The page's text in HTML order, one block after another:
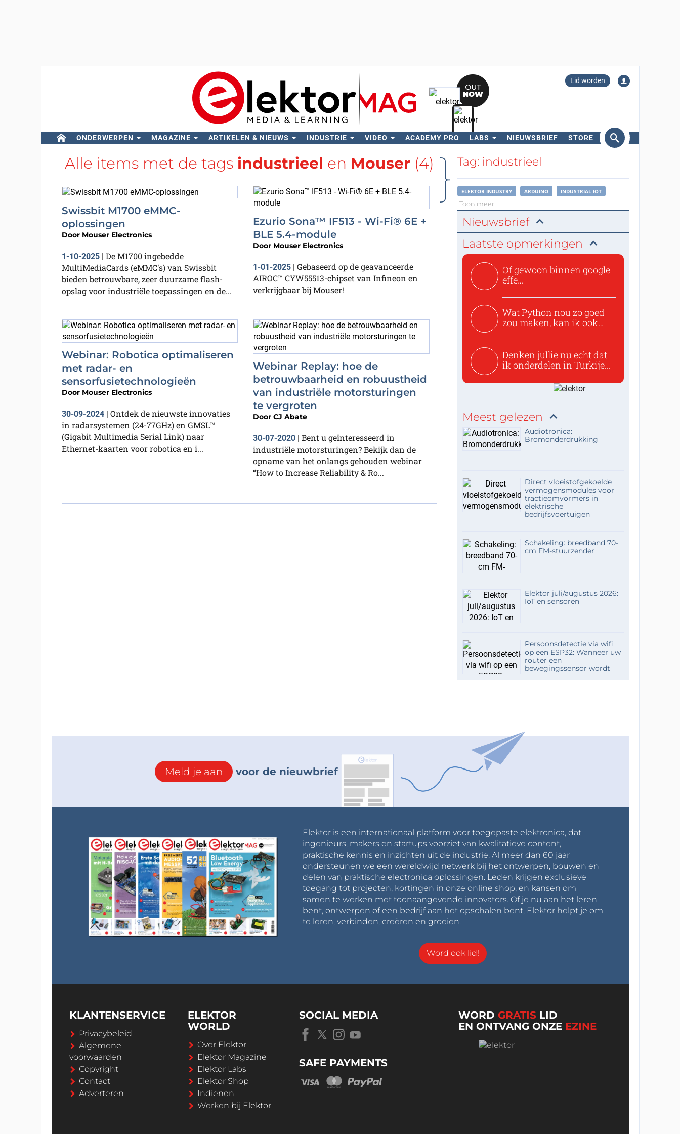
Lid worden
ONDERWERPEN MAGAZINE ARTIKELEN & NIEUWS INDUSTRIE VIDEO ACADEMY PRO LABS NIEUWSBRIEF STORE
Zoeken
Alle items met de tags industrieel en Mouser(4)
Swissbit M1700 eMMC-
oplossingen
Door Mouser Electronics
1-10-2025| De M1700 ingebedde
MultiMediaCards (eMMC's) van Swissbit
bieden betrouwbare, zeer duurzame flash-
opslag voor industriële toepassingen en de...
Ezurio Sona™ IF513 - Wi-Fi® 6E +
BLE 5.4-module
Door Mouser Electronics
1-01-2025 | Gebaseerd op de geavanceerde
AIROC™ CYW55513-chipset van Infineon en
verkrijgbaar bij Mouser!
Webinar: Robotica optimaliseren
met radar- en
sensorfusietechnologieën
Door Mouser Electronics
30-09-2024| Ontdek de nieuwste innovaties
in radarsystemen (24-77GHz) en GMSL™
(Gigabit Multimedia Serial Link) naar
Ethernet-kaarten voor robotica en i...
Webinar Replay: hoe de
betrouwbaarheid en robuustheid
van industriële motorsturingen
te vergroten
Door CJ Abate
30-07-2020 | Bent u geïnteresseerd in
industriële motorsturingen? Bekijk dan de
opname van het onlangs gehouden webinar
“How to Increase Reliability & Ro...
Tag: industrieel
ELEKTOR INDUSTRY ARDUINO INDUSTRIAL IOT
Toon meer
Nieuwsbrief
Laatste opmerkingen
Of gewoon binnen google
effe
Wat Python nou zo goed
zou maken, kan ik ook
Denken jullie nu echt dat
ik onderdelen in Turkije...
Meest gelezen
Audiotronica:
Bromonderdrukking
Direct vloeistofgekoelde
vermogensmodules voor
tractieomvormers in
elektrische
bedrijfsvoertuigen
Schakeling: breedband 70-
cm FM-stuurzender
Elektor juli/augustus 2026:
IoT en sensoren
Persoonsdetectie via wifi
op een ESP32: Wanneer uw
router een
bewegingssensor wordt
Meld je aan voor de nieuwbrief
Elektor is een internationaal platform voor toegepaste elektronica, dat
ingenieurs, makers en startups voorziet van kwalitatieve content,
praktische kennis en inzichten uit de industrie. Al meer dan 60 jaar
ondersteunen we een wereldwijd netwerk bij het ontwerpen, bouwen en
delen van praktische electronica oplossingen. Leden krijgen exclusieve
toegang tot projecten, kortingen in onze online shop, en kansen om
samen te werken met toonaangevende innovators. Of je nu aan het leren
bent, ontwerpen of een bedrijf aan het opschalen bent, Elektor helpt je om
te leren, verbinden, creëren en groeien.
Word ook lid!
KLANTENSERVICE
Privacybeleid
Algemene
voorwaarden
Copyright
Contact
Adverteren
ELEKTOR
WORLD
Over Elektor
Elektor Magazine
Elektor Labs
Elektor Shop
Indienen
Werken bij Elektor
SOCIAL MEDIA
SAFE PAYMENTS
WORDGRATIS LID
EN ONTVANG ONZE EZINE